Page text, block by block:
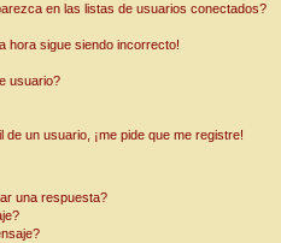
en las listas de usuarios conectados?
hora sigue siendo incorrecto!
usuario?
un usuario, ¡me pide que me registre!
una respuesta?